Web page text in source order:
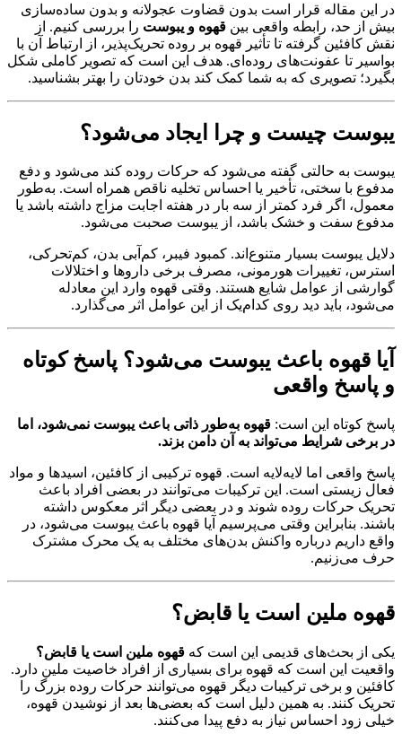
در این مقاله قرار است بدون قضاوت عجولانه و بدون ساده‌سازی
بیش از حد، رابطه واقعی بین قهوه و یبوست را بررسی کنیم. از
نقش کافئین گرفته تا تأثیر قهوه بر روده تحریک‌پذیر، از ارتباط آن با
بواسیر تا عفونت‌های روده‌ای. هدف این است که تصویر کاملی شکل
بگیرد؛ تصویری که به شما کمک کند بدن خودتان را بهتر بشناسید.
یبوست چیست و چرا ایجاد می‌شود؟
یبوست به حالتی گفته می‌شود که حرکات روده کند می‌شود و دفع
مدفوع با سختی، تأخیر یا احساس تخلیه ناقص همراه است. به‌طور
معمول، اگر فرد کمتر از سه بار در هفته اجابت مزاج داشته باشد یا
مدفوع سفت و خشک باشد، از یبوست صحبت می‌شود.
دلایل یبوست بسیار متنوع‌اند. کمبود فیبر، کم‌آبی بدن، کم‌تحرکی،
استرس، تغییرات هورمونی، مصرف برخی داروها و اختلالات
گوارشی از عوامل شایع هستند. وقتی قهوه وارد این معادله
می‌شود، باید دید روی کدام‌یک از این عوامل اثر می‌گذارد.
آیا قهوه باعث یبوست می‌شود؟ پاسخ کوتاه
و پاسخ واقعی
پاسخ کوتاه این است: قهوه به‌طور ذاتی باعث یبوست نمی‌شود، اما
در برخی شرایط می‌تواند به آن دامن بزند.
پاسخ واقعی اما لایه‌لایه است. قهوه ترکیبی از کافئین، اسیدها و مواد
فعال زیستی است. این ترکیبات می‌توانند در بعضی افراد باعث
تحریک حرکات روده شوند و در بعضی دیگر اثر معکوس داشته
باشند. بنابراین وقتی می‌پرسیم آیا قهوه باعث یبوست می‌شود، در
واقع داریم درباره واکنش بدن‌های مختلف به یک محرک مشترک
حرف می‌زنیم.
قهوه ملین است یا قابض؟
یکی از بحث‌های قدیمی این است که قهوه ملین است یا قابض؟
واقعیت این است که قهوه برای بسیاری از افراد خاصیت ملین دارد.
کافئین و برخی ترکیبات دیگر قهوه می‌توانند حرکات روده بزرگ را
تحریک کنند. به همین دلیل است که بعضی‌ها بعد از نوشیدن قهوه،
خیلی زود احساس نیاز به دفع پیدا می‌کنند.